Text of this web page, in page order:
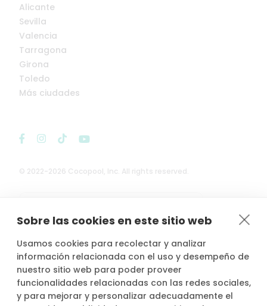
Sobre las cookies en este sitio web
Usamos cookies para recolectar y analizar
información relacionada con el uso y desempeño de
nuestro sitio web para poder proveer
funcionalidades relacionadas con las redes sociales,
y para mejorar y personalizar adecuadamente el
© 2022-2026 Cocopool, Inc. All rights reserved.
 Anfitriones asegurados*
Alicante
Sevilla
Valencia
Tarragona
Girona
Toledo
Más ciudades
*Actividad, con seguro voluntario de responsabilidad civil del
propietario, contratado por PLACE4PLAN, S.L. con AXA SEGUROS
GENERALES, S.A. de Seguros y Reaseguros, siempre que conste